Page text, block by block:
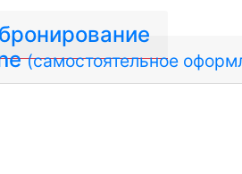
(самостоятельное